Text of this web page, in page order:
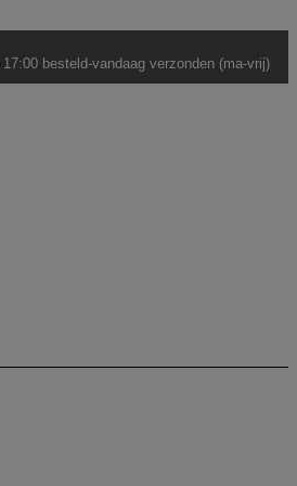
17:00 besteld-vandaag verzonden (ma-vrij)